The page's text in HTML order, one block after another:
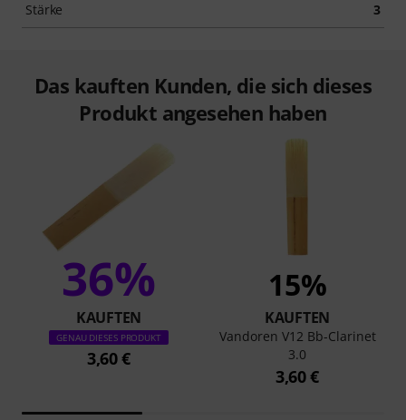
Stärke 3
Das kauften Kunden, die sich dieses
Produkt angesehen haben
36%
KAUFTEN
GENAU DIESES PRODUKT
3,60 €
15%
KAUFTEN
Vandoren V12 Bb-Clarinet
3.0
3,60 €